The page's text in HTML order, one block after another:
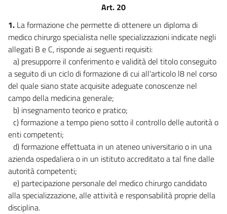
RECIPROCO RICONOSCIMENTO DEI TITOLI
Capo V
Diritto di stabilimento
8
9
10
11
12
13
RECIPROCO RICONOSCIMENTO DEI TITOLI
Capo VI
Prestazioni di servizi
14
15
Art. 20
1. La formazione che permette di ottenere un diploma di
medico chirurgo specialista nelle specializzazioni indicate negli
allegati B e C, risponde ai seguenti requisiti:
a) presupporre il conferimento e validità del titolo conseguito
a seguito di un ciclo di formazione di cui all'articolo l8 nel corso
del quale siano state acquisite adeguate conoscenze nel
campo della medicina generale;
b) insegnamento teorico e pratico;
c) formazione a tempo pieno sotto il controllo delle autorità o
enti competenti;
d) formazione effettuata in un ateneo universitario o in una
azienda ospedaliera o in un istituto accreditato a tal fine dalle
autorità competenti;
e) partecipazione personale del medico chirurgo candidato
alla specializzazione, alle attività e responsabilità proprie della
disciplina.